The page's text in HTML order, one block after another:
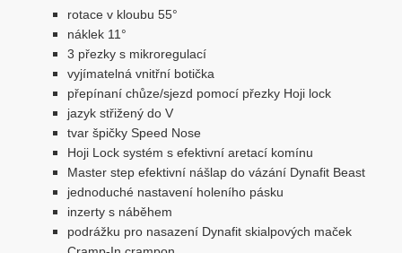
rotace v kloubu 55°
náklek 11°
3 přezky s mikroregulací
vyjímatelná vnitřní botička
přepínaní chůze/sjezd pomocí přezky Hoji lock
jazyk střižený do V
tvar špičky Speed Nose
Hoji Lock systém s efektivní aretací komínu
Master step efektivní nášlap do vázání Dynafit Beast
jednoduché nastavení holeního pásku
inzerty s náběhem
podrážku pro nasazení Dynafit skialpových maček